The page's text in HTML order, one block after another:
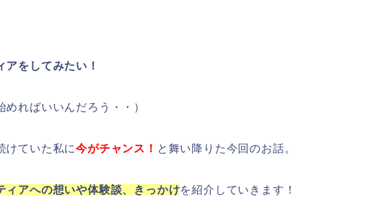
アをしてみたい！
めればいいんだろう・・）
けていた私に今がチャンス！ と舞い降りた今回のお話。
ィアへの想いや体験談、きっかけを紹介していきます！